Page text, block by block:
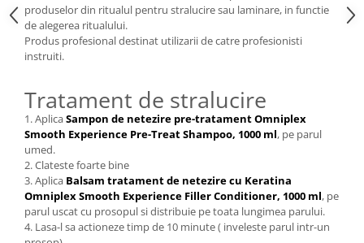
produselor din ritualul pentru stralucire sau laminare, in functie
de alegerea ritualului.
Produs profesional destinat utilizarii de catre profesionisti
instruiti.
Tratament de stralucire
1. AplicaSampon de netezire pre-tratament Omniplex
Smooth Experience Pre-Treat Shampoo, 1000 ml, pe parul
umed.
2. Clateste foarte bine
3. Aplica Balsam tratament de netezire cu Keratina
Omniplex Smooth Experience Filler Conditioner, 1000 ml, pe
parul uscat cu prosopul si distribuie pe toata lungimea parului.
4. Lasa-l sa actioneze timp de 10 minute ( inveleste parul intr-un